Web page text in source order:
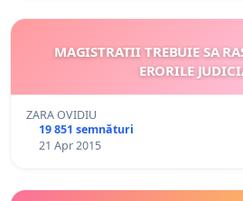
MAGISTRATII TREBUIE SA
ERORILE
ZARA OVIDIU
19 851 semnături
21 Apr 2015